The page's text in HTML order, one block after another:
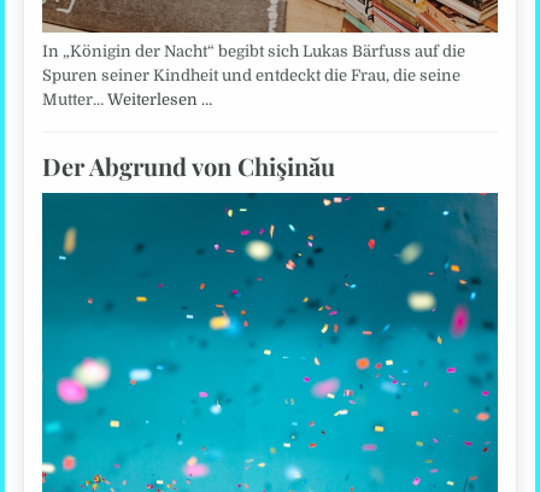
In „Königin der Nacht“ begibt sich Lukas Bärfuss auf die
Spuren seiner Kindheit und entdeckt die Frau, die seine
Mutter…Weiterlesen …
Der Abgrund von Chişinău